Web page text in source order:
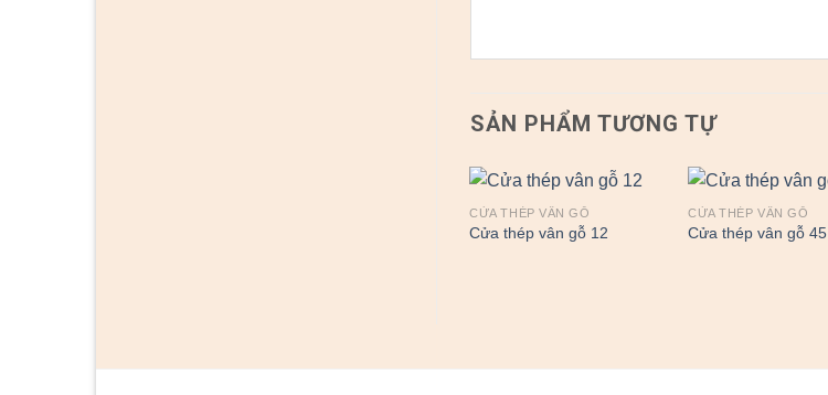
SẢN PHẨM TƯƠNG TỰ
CỬA THÉP VÂN GỖ
Cửa thép vân gỗ 12
CỬA THÉP VÂN GỖ
Cửa thép vân gỗ 45